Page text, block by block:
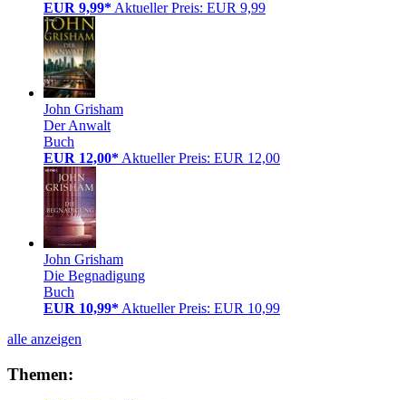
EUR 9,99* Aktueller Preis: EUR 9,99
John Grisham
Der Anwalt
Buch
EUR 12,00* Aktueller Preis: EUR 12,00
John Grisham
Die Begnadigung
Buch
EUR 10,99* Aktueller Preis: EUR 10,99
alle anzeigen
Themen: